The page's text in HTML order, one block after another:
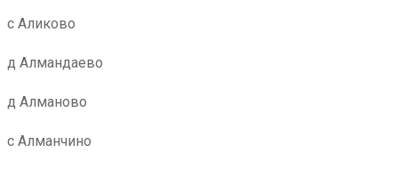
с Аликово
д Алмандаево
д Алманово
с Алманчино